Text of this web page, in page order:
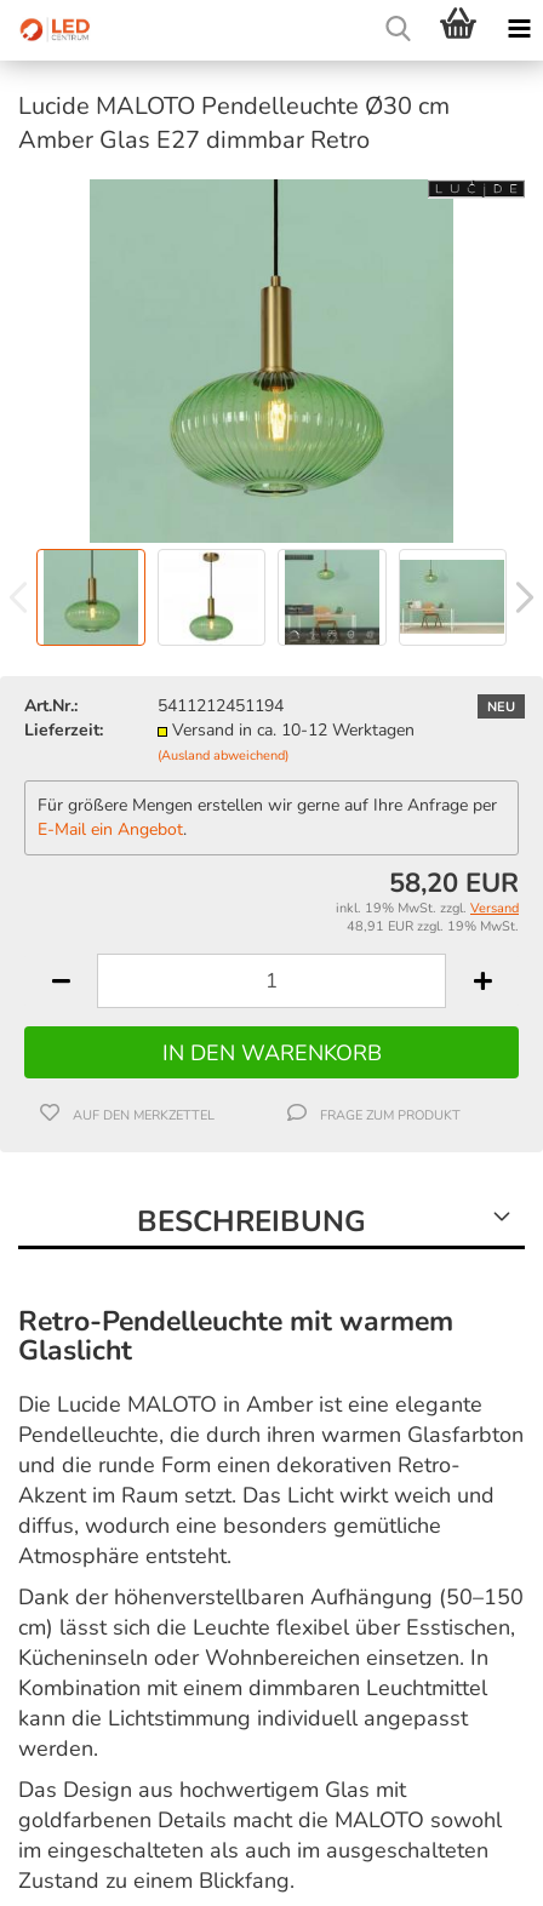
Lucide MALOTO Pendelleuchte Ø30 cm
Amber Glas E27 dimmbar Retro
NEU
Art.Nr.:
5411212451194
Lieferzeit:
Versand in ca. 10-12 Werktagen
(Ausland abweichend)
Für größere Mengen erstellen wir gerne auf Ihre Anfrage per
E-Mail ein Angebot.
58,20 EUR
inkl. 19% MwSt. zzgl. Versand
48,91 EUR zzgl. 19% MwSt.
AUF DEN MERKZETTEL FRAGE ZUM PRODUKT
BESCHREIBUNG
Retro-Pendelleuchte mit warmem
Glaslicht
Die Lucide MALOTO in Amber ist eine elegante
Pendelleuchte, die durch ihren warmen Glasfarbton
und die runde Form einen dekorativen Retro-
Akzent im Raum setzt. Das Licht wirkt weich und
diffus, wodurch eine besonders gemütliche
Atmosphäre entsteht.
Dank der höhenverstellbaren Aufhängung (50–150
cm) lässt sich die Leuchte flexibel über Esstischen,
Kücheninseln oder Wohnbereichen einsetzen. In
Kombination mit einem dimmbaren Leuchtmittel
kann die Lichtstimmung individuell angepasst
werden.
Das Design aus hochwertigem Glas mit
goldfarbenen Details macht die MALOTO sowohl
im eingeschalteten als auch im ausgeschalteten
Zustand zu einem Blickfang.